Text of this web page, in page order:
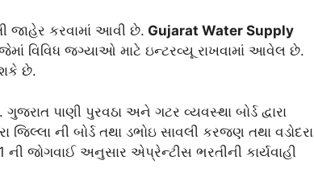
જાહેર કરવામાં આવી છે. Gujarat Water Supply
વિવિધ જગ્યાઓ માટે ઇન્ટરવ્યૂ રાખવામાં આવેલ છે.
શકે છે.
પાણી પુરવઠા અને ગટર વ્યવસ્થા બોર્ડ દ્વારા
ની બોર્ડ તથા ડભોઇ સાવલી કરજણ તથા વડોદરા
જોગવાઈ અનુસાર એપ્રેન્ટીસ ભરતીની કાર્યવાહી